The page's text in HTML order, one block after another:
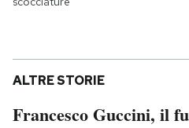
ALTRE STORIE
Francesco Guccini, il